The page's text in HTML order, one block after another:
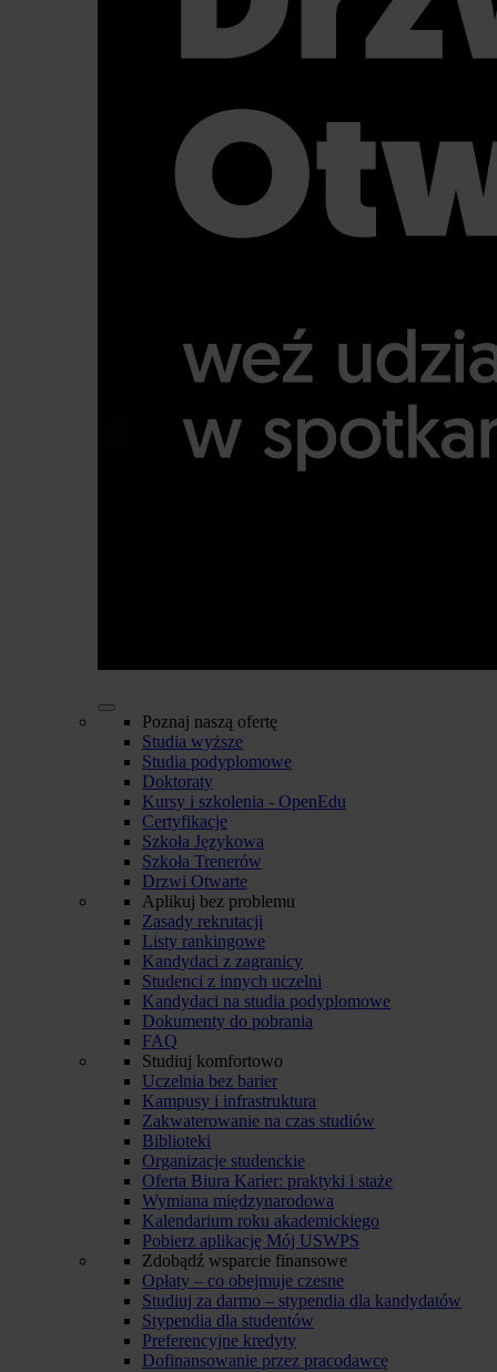
Poznaj naszą ofertę
Studia wyższe
Studia podyplomowe
Doktoraty
Kursy i szkolenia - OpenEdu
Certyfikacje
Szkoła Językowa
Szkoła Trenerów
Drzwi Otwarte
Aplikuj bez problemu
Zasady rekrutacji
Listy rankingowe
Kandydaci z zagranicy
Studenci z innych uczelni
Kandydaci na studia podyplomowe
Dokumenty do pobrania
FAQ
Studiuj komfortowo
Uczelnia bez barier
Kampusy i infrastruktura
Zakwaterowanie na czas studiów
Biblioteki
Organizacje studenckie
Oferta Biura Karier: praktyki i staże
Wymiana międzynarodowa
Kalendarium roku akademickiego
Pobierz aplikację Mój USWPS
Zdobądź wsparcie finansowe
Opłaty – co obejmuje czesne
Studiuj za darmo – stypendia dla kandydatów
Stypendia dla studentów
Preferencyjne kredyty
Dofinansowanie przez pracodawcę